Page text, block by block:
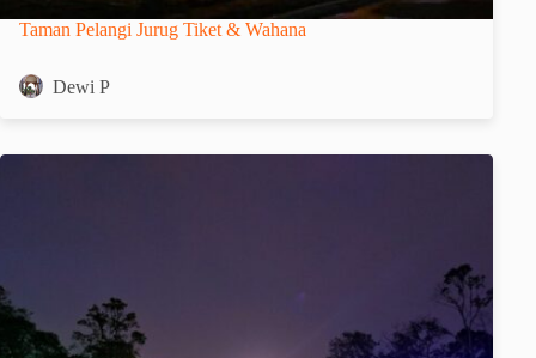
Taman Pelangi Jurug Tiket & Wahana
Dewi P